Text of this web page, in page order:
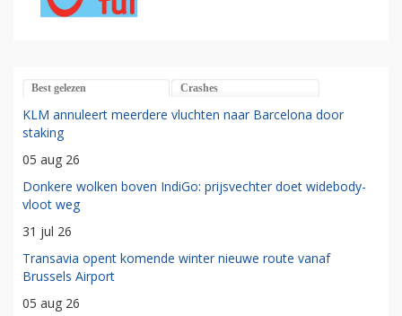
Best gelezen Crashes
KLM annuleert meerdere vluchten naar Barcelona door
staking
05 aug 26
Donkere wolken boven IndiGo: prijsvechter doet widebody-
vloot weg
31 jul 26
Transavia opent komende winter nieuwe route vanaf
Brussels Airport
05 aug 26